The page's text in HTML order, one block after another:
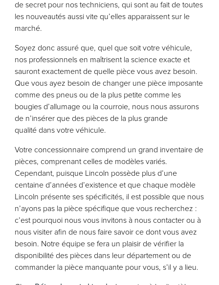
de secret pour nos techniciens, qui sont au fait de toutes
les nouveautés aussi vite qu’elles apparaissent sur le
marché.
Soyez donc assuré que, quel que soit votre véhicule,
nos professionnels en maîtrisent la science exacte et
sauront exactement de quelle pièce vous avez besoin.
Que vous ayez besoin de changer une pièce imposante
comme des pneus ou de la plus petite comme les
bougies d’allumage ou la courroie, nous nous assurons
de n’insérer que des pièces de la plus grande
qualité dans votre véhicule.
Votre concessionnaire comprend un grand inventaire de
pièces, comprenant celles de modèles variés.
Cependant, puisque Lincoln possède plus d’une
centaine d’années d’existence et que chaque modèle
Lincoln présente ses spécificités, il est possible que nous
n’ayons pas la pièce spécifique que vous recherchez :
c’est pourquoi nous vous invitons à nous contacter ou à
nous visiter afin de nous faire savoir ce dont vous avez
besoin. Notre équipe se fera un plaisir de vérifier la
disponibilité des pièces dans leur département ou de
commander la pièce manquante pour vous, s’il y a lieu.